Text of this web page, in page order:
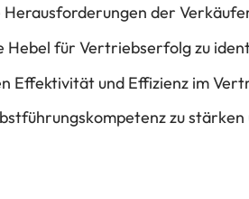
Herausforderungen der
Hebel für Vertriebserfolg zu
Effektivität und Effizienz im
zu